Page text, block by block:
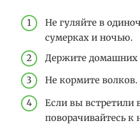
Не гуляйте в
сумерках и ночью.
Держите домашних
Не кормите волков.
Если вы встретили
поворачивайтесь к